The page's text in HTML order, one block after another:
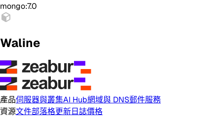
mongo:7.0
Waline
產品伺服器與叢集AI Hub網域與 DNS郵件服務
資源文件部落格更新日誌價格